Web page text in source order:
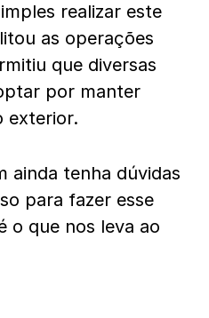
realizar este
as operações
que diversas
por manter
exterior.
ainda tenha dúvidas
para fazer esse
o que nos leva ao